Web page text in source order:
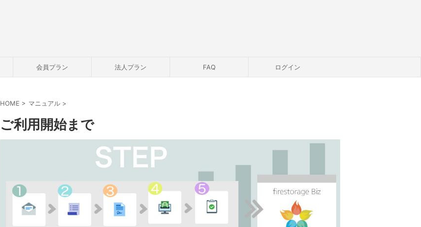
会員プラン 法人プラン FAQ ログイン
HOME > マニュアル >
ご利用開始まで